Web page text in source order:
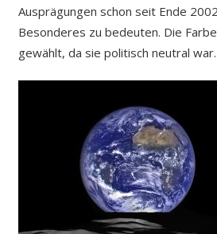
Ausprägungen schon seit Ende
Besonderes zu bedeuten. Die
gewählt, da sie politisch neutral war.